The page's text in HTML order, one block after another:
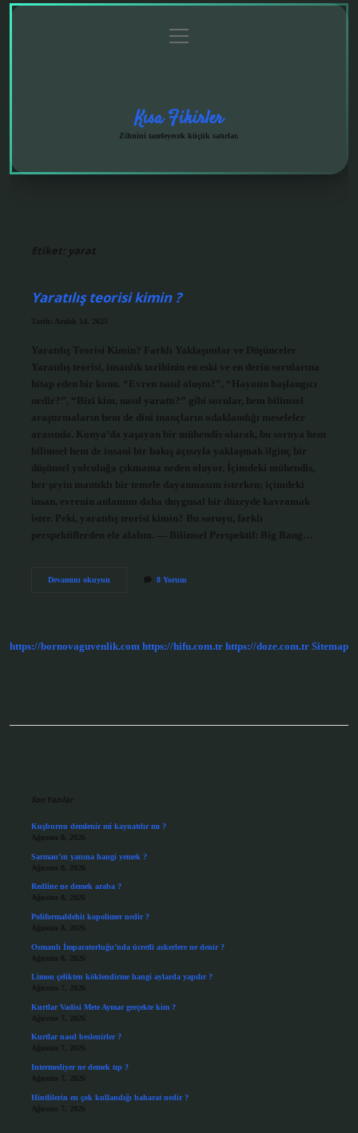
menüyü
aç
Kısa Fikirler
Zihnini tazeleyecek küçük satırlar.
Etiket: yarat
Yaratılış teorisi kimin ?
Tarih: Aralık 14, 2025
Yaratılış Teorisi Kimin? Farklı Yaklaşımlar ve Düşünceler
Yaratılış teorisi, insanlık tarihinin en eski ve en derin sorularına
hitap eden bir konu. “Evren nasıl oluştu?”, “Hayatın başlangıcı
nedir?”, “Bizi kim, nasıl yarattı?” gibi sorular, hem bilimsel
araştırmaların hem de dini inançların odaklandığı meseleler
arasında. Konya’da yaşayan bir mühendis olarak, bu soruya hem
bilimsel hem de insani bir bakış açısıyla yaklaşmak ilginç bir
düşünsel yolculuğa çıkmama neden oluyor. İçimdeki mühendis,
her şeyin mantıklı bir temele dayanmasını isterken; içimdeki
insan, evrenin anlamını daha duygusal bir düzeyde kavramak
ister. Peki, yaratılış teorisi kimin? Bu soruyu, farklı
perspektiflerden ele alalım. — Bilimsel Perspektif: Big Bang…
Devamını okuyunYaratılış
8 Yorum
https://bornovaguvenlik.com https://hifu.com.tr https://doze.com.tr Sitemap
Son Yazılar
Kuşburnu demlenir mi kaynatılır mı ?
Ağustos 8, 2026
Sarman’ın yanına hangi yemek ?
Ağustos 8, 2026
Redline ne demek araba ?
Ağustos 8, 2026
Poliformaldehit kopolimer nedir ?
Ağustos 8, 2026
Osmanlı İmparatorluğu’nda ücretli askerlere ne denir ?
Ağustos 8, 2026
Limon çelikten köklendirme hangi aylarda yapılır ?
Ağustos 7, 2026
Kurtlar Vadisi Mete Aymar gerçekte kim ?
Ağustos 7, 2026
Kurtlar nasıl beslenirler ?
Ağustos 7, 2026
Intermediyer ne demek tıp ?
Ağustos 7, 2026
Hintlilerin en çok kullandığı baharat nedir ?
Ağustos 7, 2026